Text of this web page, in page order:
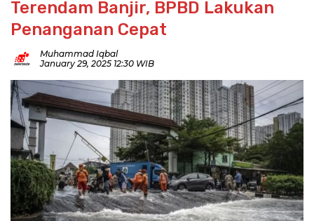
Terendam Banjir, BPBD Lakukan
Penanganan Cepat
Muhammad Iqbal
January 29, 2025 12:30 WIB